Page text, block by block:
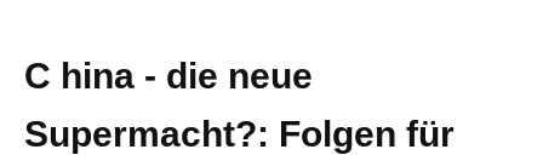
C hina - die neue
Supermacht?: Folgen für